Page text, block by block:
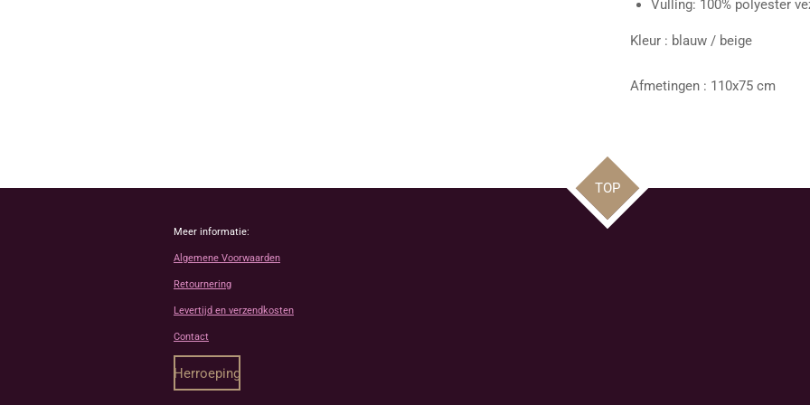
Vulling: 100% polyester
Kleur : blauw / beige
Afmetingen : 110x75 cm
TOP
Meer informatie:
Algemene Voorwaarden
Retournering
Levertijd en verzendkosten
Contact
Herroeping